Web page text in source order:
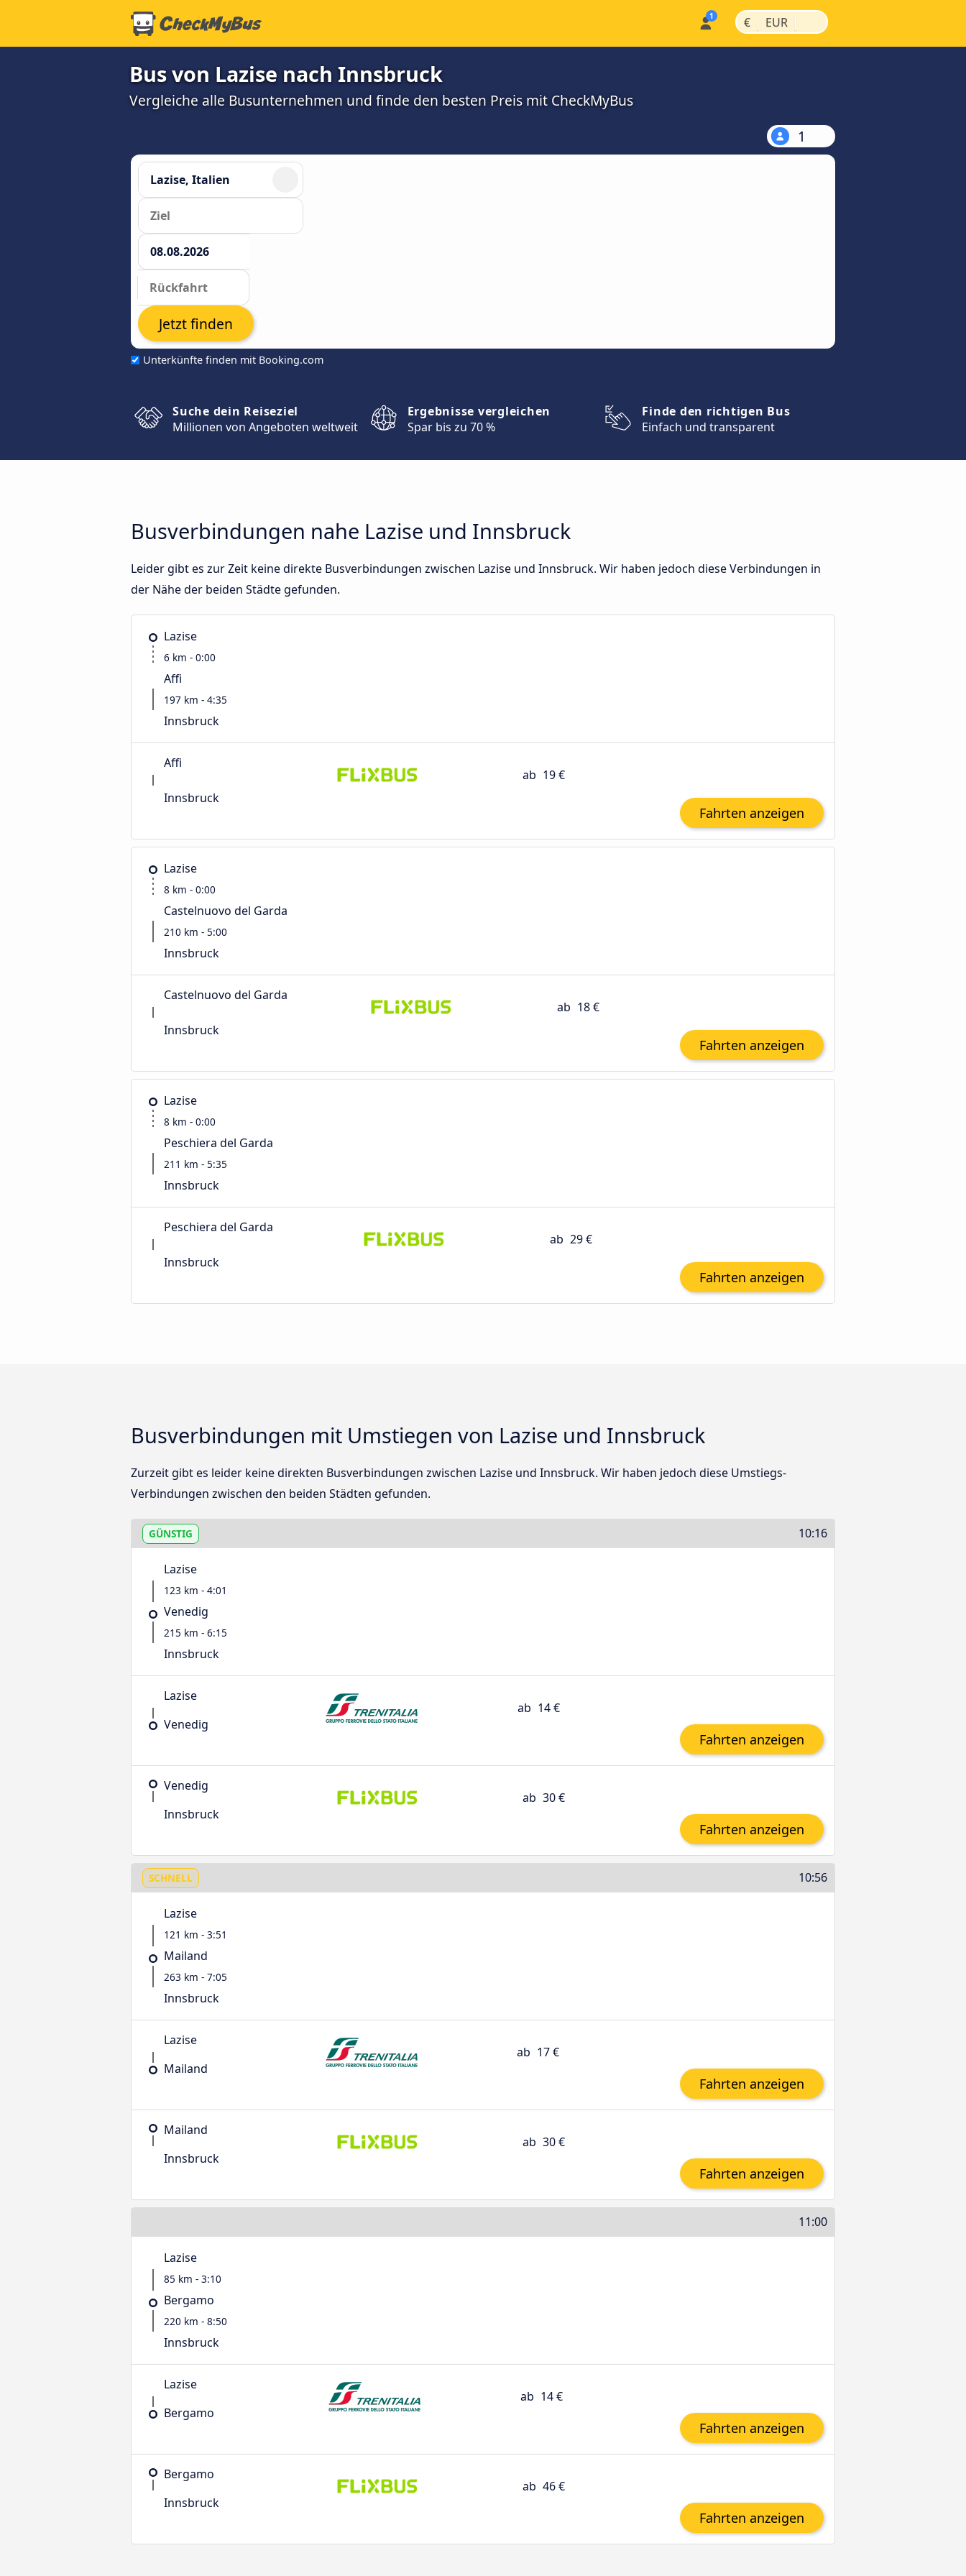
€ | EUR |
Bus von Lazise nach Innsbruck
Vergleiche alle Busunternehmen und finde den besten Preis mit CheckMyBus
1
Unterkünfte finden mit Booking.com
Jetzt finden
Suche dein Reiseziel
Millionen von Angeboten weltweit
Ergebnisse vergleichen
Spar bis zu 70 %
Finde den richtigen Bus
Einfach und transparent
Busverbindungen nahe Lazise und Innsbruck
Leider gibt es zur Zeit keine direkte Busverbindungen zwischen Lazise und Innsbruck. Wir haben jedoch diese Verbindungen in
der Nähe der beiden Städte gefunden.
Lazise
6 km - 0:00
Affi
197 km - 4:35
Innsbruck
Affi
Innsbruck
ab 19 €
Fahrten anzeigen
Lazise
8 km - 0:00
Castelnuovo del Garda
210 km - 5:00
Innsbruck
Castelnuovo del Garda
Innsbruck
ab 18 €
Fahrten anzeigen
Lazise
8 km - 0:00
Peschiera del Garda
211 km - 5:35
Innsbruck
Peschiera del Garda
Innsbruck
ab 29 €
Fahrten anzeigen
Busverbindungen mit Umstiegen von Lazise und Innsbruck
Zurzeit gibt es leider keine direkten Busverbindungen zwischen Lazise und Innsbruck. Wir haben jedoch diese Umstiegs-
Verbindungen zwischen den beiden Städten gefunden.
GÜNSTIG 10:16
Lazise
123 km - 4:01
Venedig
215 km - 6:15
Innsbruck
Lazise
Venedig
ab 14 €
Fahrten anzeigen
Venedig
Innsbruck
ab 30 €
Fahrten anzeigen
SCHNELL 10:56
Lazise
121 km - 3:51
Mailand
263 km - 7:05
Innsbruck
Lazise
Mailand
ab 17 €
Fahrten anzeigen
Mailand
Innsbruck
ab 30 €
Fahrten anzeigen
11:00
Lazise
85 km - 3:10
Bergamo
220 km - 8:50
Innsbruck
Lazise
Bergamo
ab 14 €
Fahrten anzeigen
Bergamo
Innsbruck
ab 46 €
Fahrten anzeigen